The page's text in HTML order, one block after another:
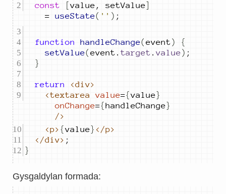
const
[value , setValue]
= useState( '' ) ;
function handleChange( event)
{
setValue( event . target . value) ;
}
return
<div>
<textarea
value={value}
onChange={handleChange}
/>
<p> {value} </p>
</div> ;
}
Gysgaldylan formada: